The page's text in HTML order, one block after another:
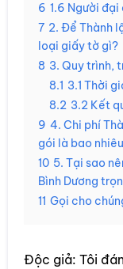
6 1.6 Người
7 2. Để Thành
loại giấy tờ gì?
8 3. Quy trình,
8.1 3.1 Thời
8.2 3.2 Kết
9 4. Chi phí
gói là bao
10 5. Tại sao
Bình Dương
11 Gọi cho
Độc giả: Tôi